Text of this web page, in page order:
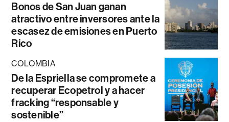
Bonos de San Juan ganan
atractivo entre inversores ante la
escasez de emisiones en Puerto
Rico
COLOMBIA
De la Espriella se compromete a
recuperar Ecopetrol y a hacer
fracking “responsable y
sostenible”